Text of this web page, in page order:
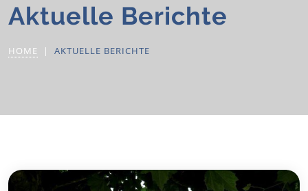
Aktuelle Berichte
HOME AKTUELLE BERICHTE